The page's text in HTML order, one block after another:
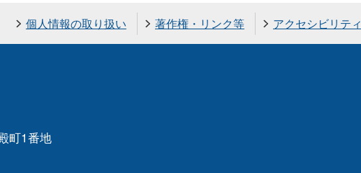
個人情報の取り扱い 著作権・リンク等 アクセシビリティ
町1番地